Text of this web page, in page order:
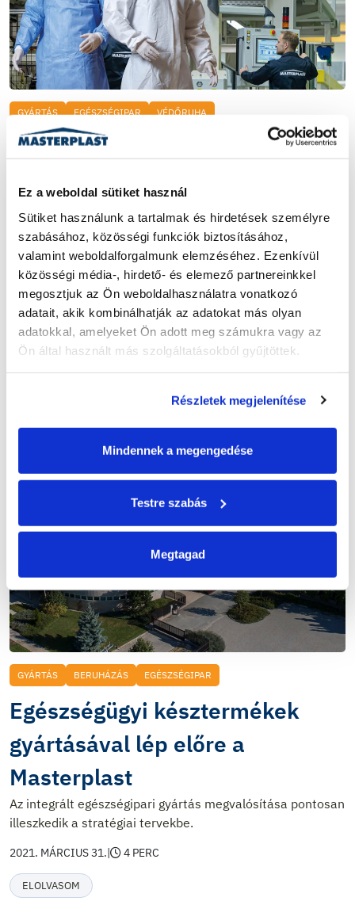
Ez a weboldal sütiket használ
Sütiket használunk a tartalmak és hirdetések személyre
szabásához, közösségi funkciók biztosításához,
valamint weboldalforgalmunk elemzéséhez. Ezenkívül
közösségi média-, hirdető- és elemező partnereinkkel
megosztjuk az Ön weboldalhasználatra vonatkozó
adatait, akik kombinálhatják az adatokat más olyan
adatokkal, amelyeket Ön adott meg számukra vagy az
Ön által használt más szolgáltatásokból gyűjtöttek.
Részletek megjelenítése
Mindennek a megengedése
Testre szabás
Megtagad
GYÁRTÁS EGÉSZSÉGIPAR VÉDŐRUHA
Közel 4,5 milliárdos
egészségipari szerződést kötött
a Masterplast
A minősített védőoverálok gyártása teljes egészében hazai
összefogással valósul meg.
2021. ÁPRILIS 26. | 3 PERC
ELOLVASOM
GYÁRTÁS BERUHÁZÁS EGÉSZSÉGIPAR
Egészségügyi késztermékek
gyártásával lép előre a
Masterplast
Az integrált egészségipari gyártás megvalósítása pontosan
illeszkedik a stratégiai tervekbe.
2021. MÁRCIUS 31.| 4 PERC
ELOLVASOM